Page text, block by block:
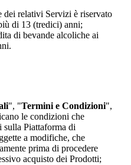
dei relativi Servizi è riservato
di 13 (tredici) anni;
di bevande alcoliche ai
", "Termini e Condizioni",
le condizioni che
sulla Piattaforma di
a modifiche, che
prima di procedere
acquisto dei Prodotti;